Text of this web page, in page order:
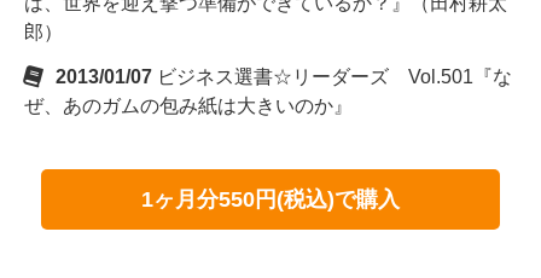
郎）
2013/01/07 ビジネス選書☆リーダーズ Vol.501『な
ぜ、あのガムの包み紙は大きいのか』
1ヶ月分550円(税込)で購入